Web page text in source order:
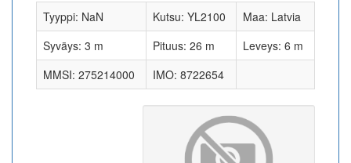
Tyyppi: NaN Kutsu: YL2100
Maa: Latvia
Syväys: 3 m
Pituus: 26 m
Leveys: 6 m
MMSI: 275214000
IMO: 8722654